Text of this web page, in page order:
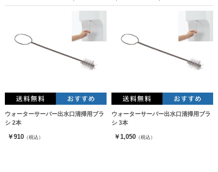
ウォーターサーバー出水口清掃用ブラ
シ 2本
￥910 （税込）
ウォーターサーバー出水口清掃用ブラ
シ 3本
￥1,050 （税込）